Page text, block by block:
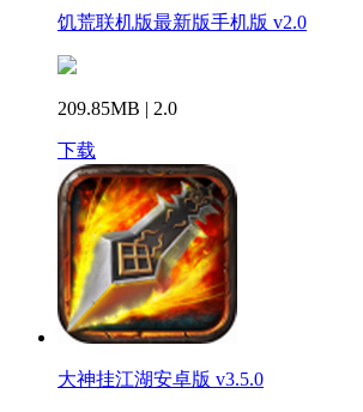
饥荒联机版最新版手机版 v2.0
209.85MB | 2.0
下载
大神挂江湖安卓版 v3.5.0